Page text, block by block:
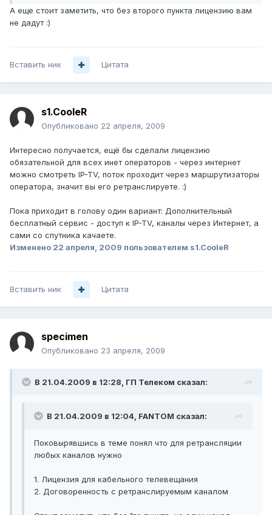
А еще стоит заметить, что без второго пункта лицензию вам
не дадут :)
Вставить ник Цитата
s1.CooleR
Опубликовано 22 апреля, 2009
Интересно получается, ещё бы сделали лицензию
обязательной для всех инет операторов - через интернет
можно смотреть IP-TV, поток проходит через маршрутизаторы
оператора, значит вы его ретранслируете. :)
Пока приходит в голову один вариант: Дополнительный
бесплатный сервис - доступ к IP-TV, каналы через Интернет, а
сами со спутника качаете.
Изменено 22 апреля, 2009 пользователем s1.CooleR
Вставить ник Цитата
specimen
Опубликовано 23 апреля, 2009
В 21.04.2009 в 12:28, ГП Телеком сказал:
В 21.04.2009 в 12:04, FANTOM сказал:
Поковырявшись в теме понял что для ретрансляции
любых каналов нужно
1. Лицензия для кабельного телевещания
2. Договоренность с ретранслируемым каналом